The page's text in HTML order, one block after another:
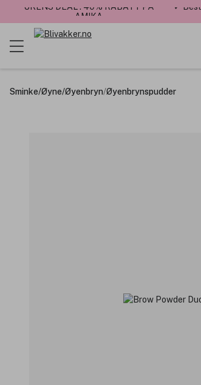
UKENS DEAL : 40% RABATT PÅ
AMIKA
✓
Sminke/Øyne/Øyenbryn/Øyenbrynspudder